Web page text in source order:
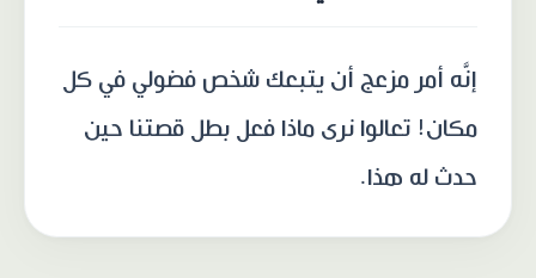
إنَّه أمر مزعج أن يتبعك شخص فضولي في كل
مكان! تعالوا نرى ماذا فعل بطل قصتنا حين
حدث له هذا.